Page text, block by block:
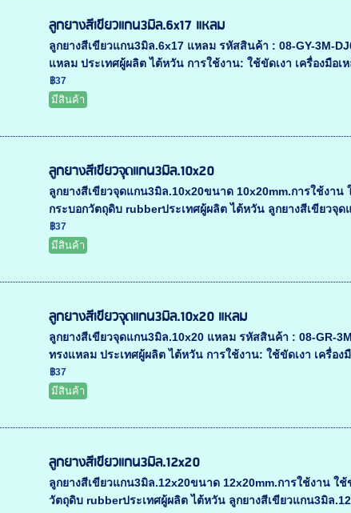
ลูกยางสีเขียวแกน3มิล.6x17 แหลม
ลูกยางสีเขียวแกน3มิล.6x17 แหลม รหัสสินค้า : 08-GY-3M-
แหลม ประเทศผู้ผลิต ไต้หวัน การใช้งาน: ใช้ขัดเงา เครื่องมือเ
฿37
มีสินค้า
ลูกยางสีเขียวจุดแกน3มิล.10x20
ลูกยางสีเขียวจุดแกน3มิล.10x20ขนาด 10x20mm.การใช้งา
กระบอกวัตถุดิบ rubberประเทศผู้ผลิต ไต้หวัน ลูกยางสีเขียวจุด
฿37
มีสินค้า
ลูกยางสีเขียวจุดแกน3มิล.10x20 แหลม
ลูกยางสีเขียวจุดแกน3มิล.10x20 แหลม รหัสสินค้า : 08-GR-
ทรงแหลม ประเทศผู้ผลิต ไต้หวัน การใช้งาน: ใช้ขัดเงา เครื่อง
฿37
มีสินค้า
ลูกยางสีเขียวแกน3มิล.12x20
ลูกยางสีเขียวแกน3มิล.12x20ขนาด 12x20mm.การใช้งาน ใ
วัตถุดิบ rubberประเทศผู้ผลิต ไต้หวัน ลูกยางสีเขียวแกน3มิล